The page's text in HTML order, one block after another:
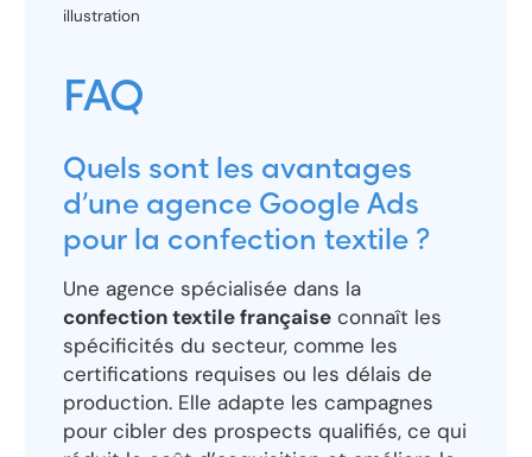
illustration
FAQ
Quels sont les avantages
d’une agence Google Ads
pour la confection textile ?
Une agence spécialisée dans la
confection textile française connaît les
spécificités du secteur, comme les
certifications requises ou les délais de
production. Elle adapte les campagnes
pour cibler des prospects qualifiés, ce qui